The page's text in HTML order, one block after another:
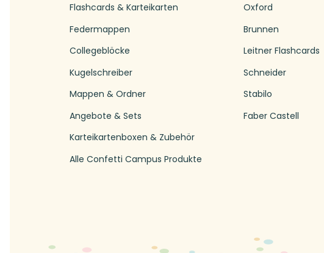
Flashcards & Karteikarten
Federmappen
Collegeblöcke
Kugelschreiber
Mappen & Ordner
Angebote & Sets
Karteikartenboxen & Zubehör
Alle Confetti Campus Produkte
Oxford
Brunnen
Leitner Flashcards
Schneider
Stabilo
Faber Castell